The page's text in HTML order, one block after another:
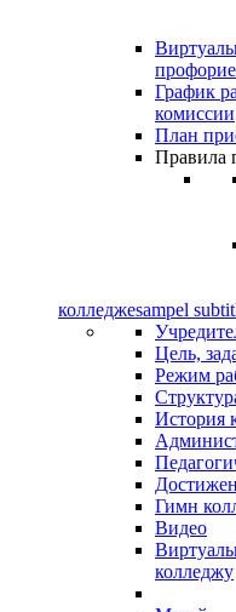
График
комиссии
План
Правила
колледжеsampel
Цель,
Режим
История
Гимн
Видео
колледжу